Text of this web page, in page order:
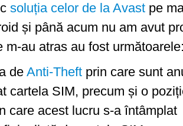
soluția celor de la Avast pe
și până acum nu am avut
m-au atras au fost
de Anti-Theft prin care sunt
cartela SIM, precum și o
care acest lucru s-a întâmplat